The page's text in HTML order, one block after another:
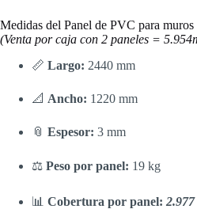
Medidas del Panel de PVC para
(Venta por caja con 2 paneles =
📏 Largo: 2440 mm
📐 Ancho: 1220 mm
📎 Espesor: 3 mm
⚖️ Peso por panel: 19 kg
📊 Cobertura por panel: 2.977